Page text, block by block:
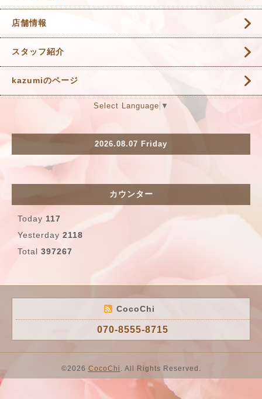
店舗情報
スタッフ紹介
kazumiのページ
Select Language ▼
2026.08.07 Friday
カウンター
Today 117
Yesterday 2118
Total 397267
CocoChi
070-8555-8715
©2026 CocoChi . All Rights Reserved.